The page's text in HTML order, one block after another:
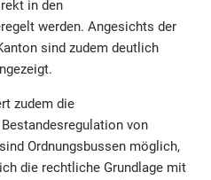
in den
werden. Angesichts der
sind zudem deutlich
zudem die
von
Ordnungsbussen möglich,
die rechtliche Grundlage mit